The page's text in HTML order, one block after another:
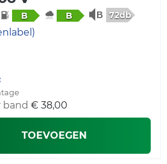
B B 72db
€ 38,00
TOEVOEGEN